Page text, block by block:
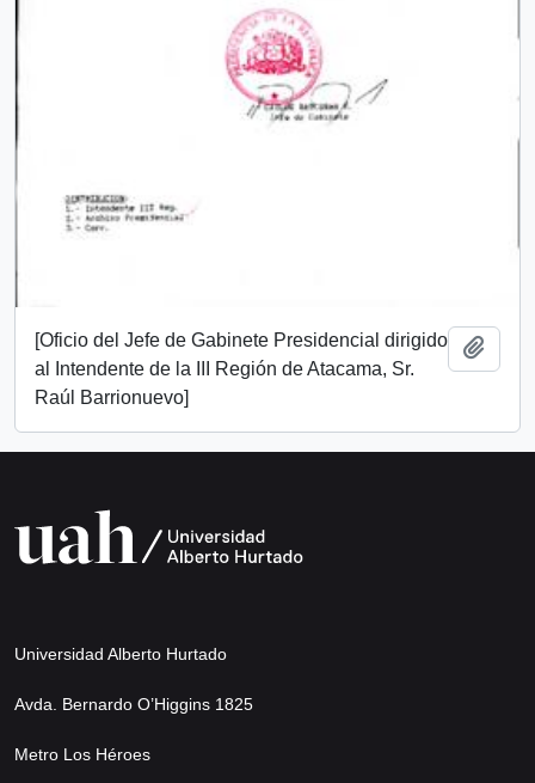
[Oficio del Jefe de Gabinete Presidencial dirigido
al Intendente de la III Región de Atacama, Sr.
Raúl Barrionuevo]
Universidad Alberto Hurtado
Avda. Bernardo O’Higgins 1825
Metro Los Héroes